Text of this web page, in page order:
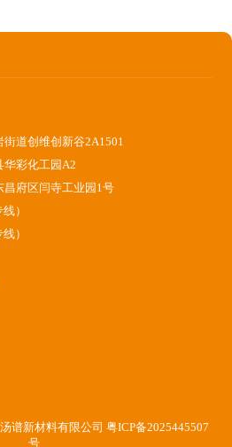
道创维创新谷2A1501
华彩化工园A2
昌府区闫寺工业园1号
）
）
谱新材料有限公司 粤ICP备2025445507
号